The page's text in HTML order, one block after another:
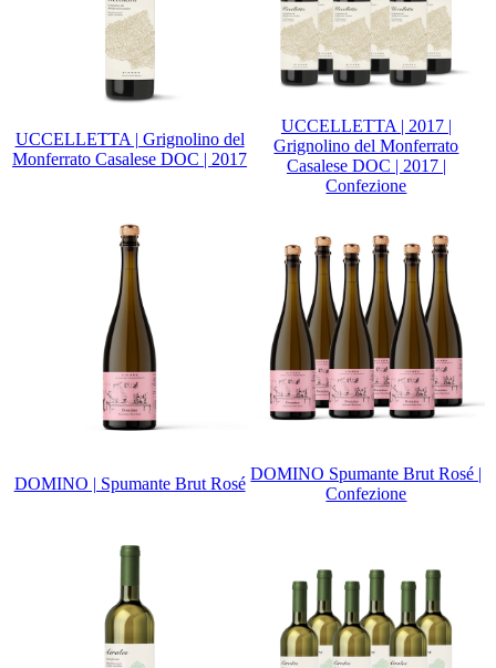
UCCELLETTA | Grignolino del
Monferrato Casalese DOC | 2017
UCCELLETTA | 2017 |
Grignolino del Monferrato
Casalese DOC | 2017 |
Confezione
DOMINO | Spumante Brut Rosé
DOMINO Spumante Brut Rosé |
Confezione